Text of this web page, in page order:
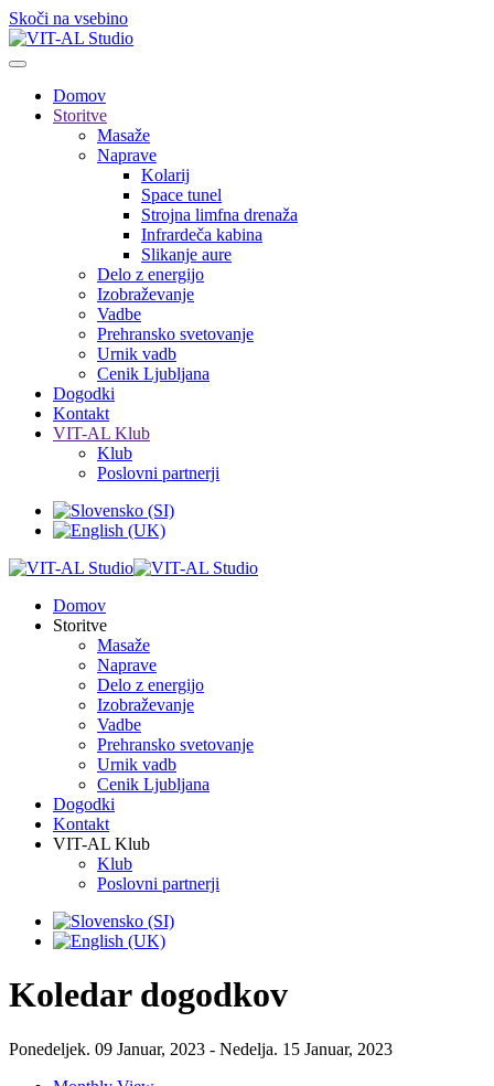
Skoči na vsebino
Domov
Storitve
Masaže
Naprave
Kolarij
Space tunel
Strojna limfna drenaža
Infrardeča kabina
Slikanje aure
Delo z energijo
Izobraževanje
Vadbe
Prehransko svetovanje
Urnik vadb
Cenik Ljubljana
Dogodki
Kontakt
VIT-AL Klub
Klub
Poslovni partnerji
Domov
Storitve
Masaže
Naprave
Delo z energijo
Izobraževanje
Vadbe
Prehransko svetovanje
Urnik vadb
Cenik Ljubljana
Dogodki
Kontakt
VIT-AL Klub
Klub
Poslovni partnerji
Koledar dogodkov
Ponedeljek. 09 Januar, 2023 - Nedelja. 15 Januar, 2023